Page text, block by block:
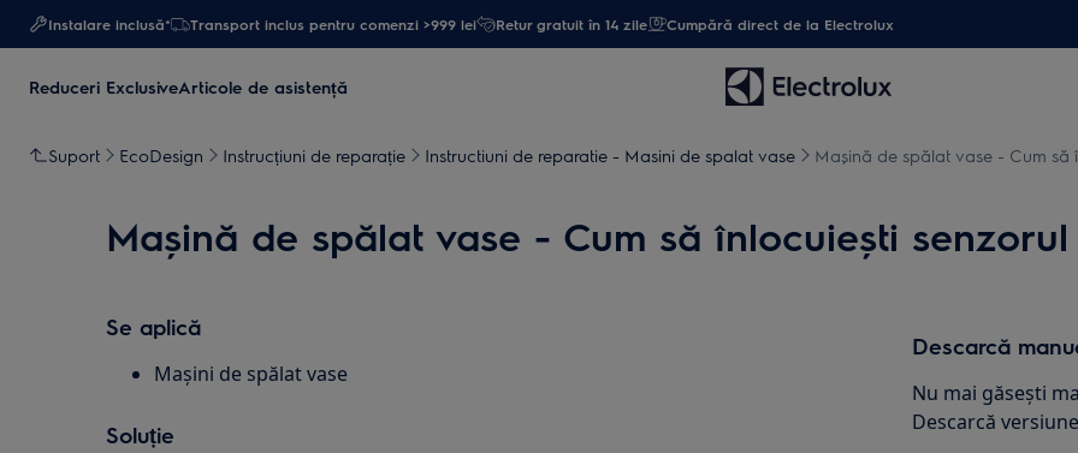
Instalare inclusă* Transport inclus pentru comenzi >999 lei Retur gratuit în 14 zile Cumpără direct de la Electrolux
Reduceri ExclusiveArticole de asistență
Suport EcoDesign Instrucțiuni de reparație Instructiuni de reparatie - Masini de spalat vase Mașină de spălat vase - Cum să
Mașină de spălat vase - Cum să înlocuiești
Se aplică
Mașini de spălat vase
Soluție
Descarcă
Nu mai găsești
Descarcă